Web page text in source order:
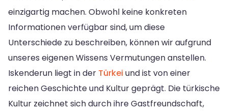
einzigartig machen. Obwohl keine konkreten
Informationen verfügbar sind, um diese
Unterschiede zu beschreiben, können wir aufgrund
unseres eigenen Wissens Vermutungen anstellen.
Iskenderun liegt in der Türkei und ist von einer
reichen Geschichte und Kultur geprägt. Die türkische
Kultur zeichnet sich durch ihre Gastfreundschaft,